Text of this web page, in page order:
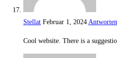
Stellat Februar 1, 2024 Antworten
Cool website. There is a